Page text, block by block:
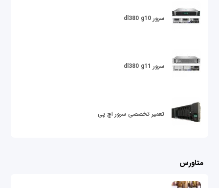
سرور dl380 g10
سرور dl380 g11
تعمیر تخصصی سرور اچ پی
متاورس